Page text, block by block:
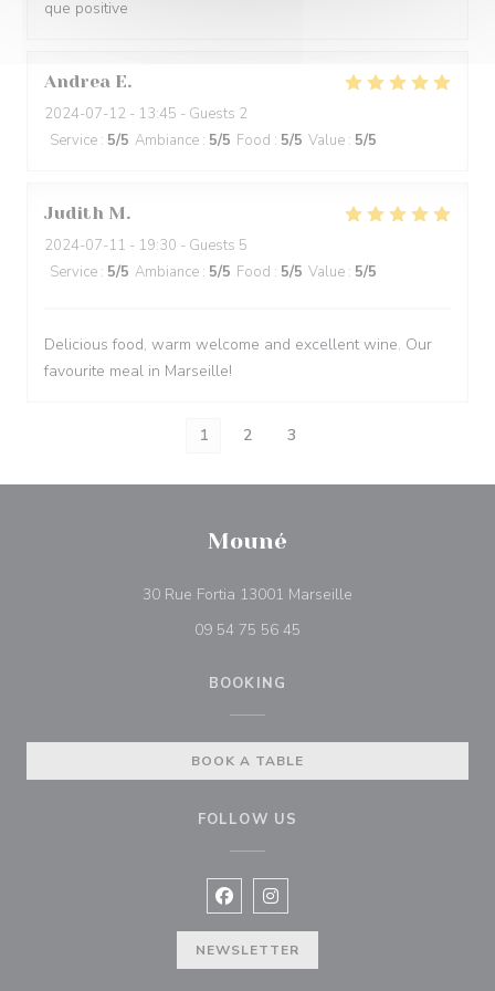
que positive
Andrea E
2024-07-12 - 13:45 - Guests 2
Service : 5/5 Ambiance : 5/5 Food : 5/5 Value : 5/5
Judith M
2024-07-11 - 19:30 - Guests 5
Service : 5/5 Ambiance : 5/5 Food : 5/5 Value : 5/5
Delicious food, warm welcome and excellent wine. Our
favourite meal in Marseille!
1 2 3
Mouné
30 Rue Fortia 13001 Marseille
09 54 75 56 45
BOOKING
BOOK A TABLE
FOLLOW US
Facebook ((opens in a new
Instagram ((opens in a new
NEWSLETTER